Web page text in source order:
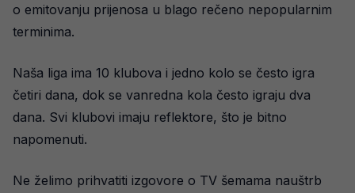
o emitovanju prijenosa u blago rečeno nepopularnim
terminima.
Naša liga ima 10 klubova i jedno kolo se često igra
četiri dana, dok se vanredna kola često igraju dva
dana. Svi klubovi imaju reflektore, što je bitno
napomenuti.
Ne želimo prihvatiti izgovore o TV šemama nauštrb